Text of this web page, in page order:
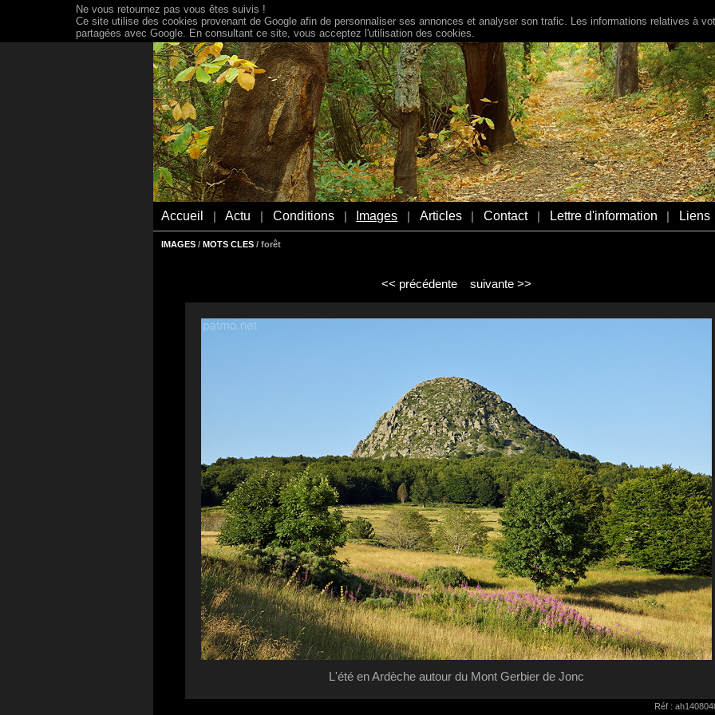
Accueil Actu Conditions Images Articles Contact Lettre d'information Liens
IMAGES / MOTS CLES / forêt
<< précédente suivante >>
L'été en Ardèche autour du Mont Gerbier de Jonc
Réf :
Ne vous retournez pas vous êtes suivis !
Ce site utilise des cookies provenant de Google afin de personnaliser ses annonces et analyser son trafic. Les informations relatives à
partagées avec Google. En consultant ce site, vous acceptez l'utilisation des cookies.